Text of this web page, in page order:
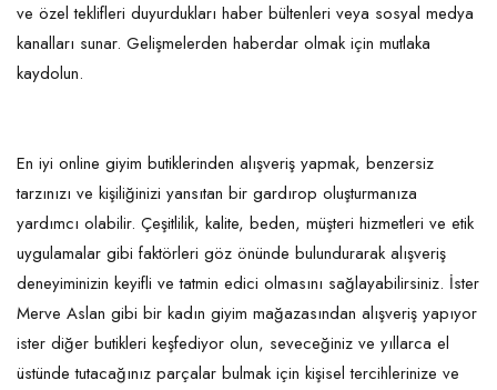
ve özel teklifleri duyurdukları haber bültenleri veya sosyal medya
kanalları sunar. Gelişmelerden haberdar olmak için mutlaka
kaydolun.
En iyi online giyim butiklerinden alışveriş yapmak, benzersiz
tarzınızı ve kişiliğinizi yansıtan bir gardırop oluşturmanıza
yardımcı olabilir. Çeşitlilik, kalite, beden, müşteri hizmetleri ve etik
uygulamalar gibi faktörleri göz önünde bulundurarak alışveriş
deneyiminizin keyifli ve tatmin edici olmasını sağlayabilirsiniz. İster
Merve Aslan gibi bir kadın giyim mağazasından alışveriş yapıyor
ister diğer butikleri keşfediyor olun, seveceğiniz ve yıllarca el
üstünde tutacağınız parçalar bulmak için kişisel tercihlerinize ve